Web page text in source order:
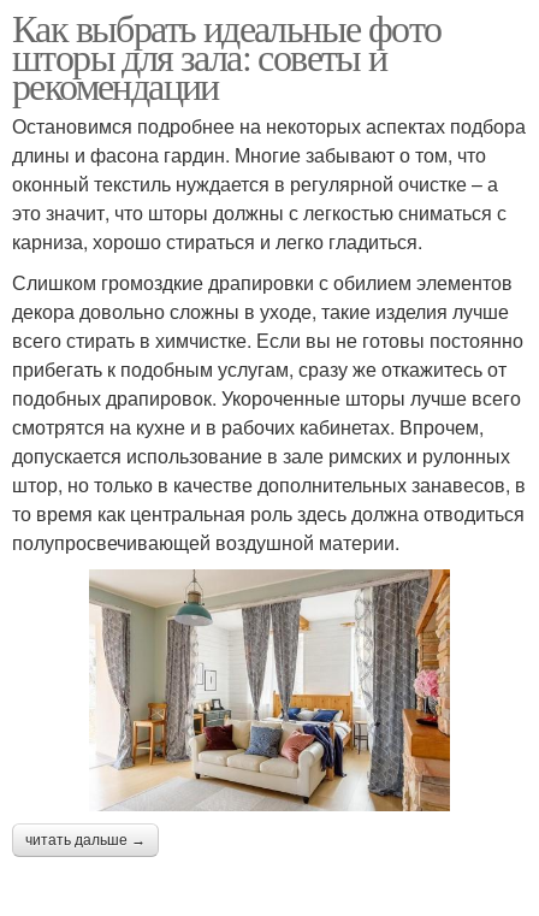
Как выбрать идеальные фото
шторы для зала: советы и
рекомендации
Остановимся подробнее на некоторых аспектах подбора
длины и фасона гардин. Многие забывают о том, что
оконный текстиль нуждается в регулярной очистке – а
это значит, что шторы должны с легкостью сниматься с
карниза, хорошо стираться и легко гладиться.
Слишком громоздкие драпировки с обилием элементов
декора довольно сложны в уходе, такие изделия лучше
всего стирать в химчистке. Если вы не готовы постоянно
прибегать к подобным услугам, сразу же откажитесь от
подобных драпировок. Укороченные шторы лучше всего
смотрятся на кухне и в рабочих кабинетах. Впрочем,
допускается использование в зале римских и рулонных
штор, но только в качестве дополнительных занавесов, в
то время как центральная роль здесь должна отводиться
полупросвечивающей воздушной материи.
читать дальше →